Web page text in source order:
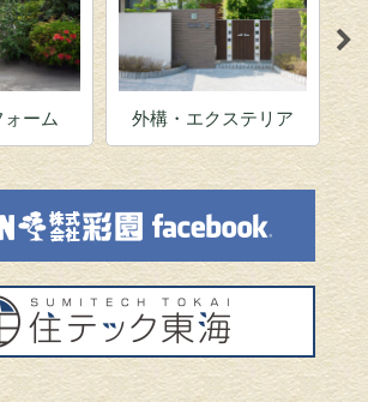
ーム 外構・エクステリア